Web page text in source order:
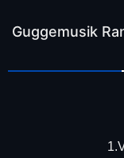
Guggemusik